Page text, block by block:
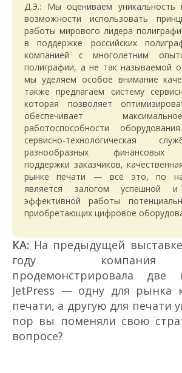
Д.Э.: Мы оцениваем уникальность
возможности использовать
работы мирового лидера
в поддержке российских
компанией с многолетним
полиграфии, а не так называемой
мы уделяем особое внимание
также предлагаем систему
которая позволяет
обеспечивает
работоспособности
сервисно-технологическая
разнообразных финансовых
поддержки заказчиков,
рынке печати — всё это, по
является залогом успешной и
эффективной работы
приобретающих цифровое
КА: На предыдущей
году компания
продемонстрировала
JetPress — одну для рынка
печати, а другую для печати
пор вы поменяли свою
вопросе?